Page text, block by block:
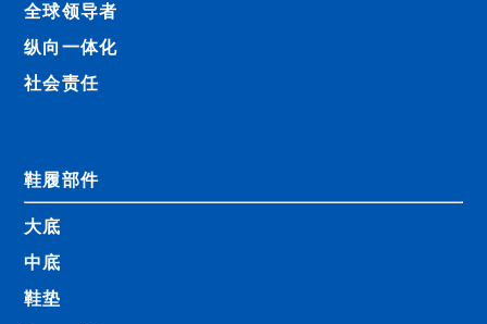
全球领导者
纵向一体化
社会责任
鞋履部件
大底
中底
鞋垫